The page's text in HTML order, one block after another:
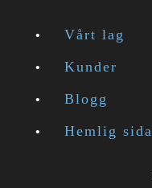
Vårt lag
Kunder
Blogg
Hemlig sida